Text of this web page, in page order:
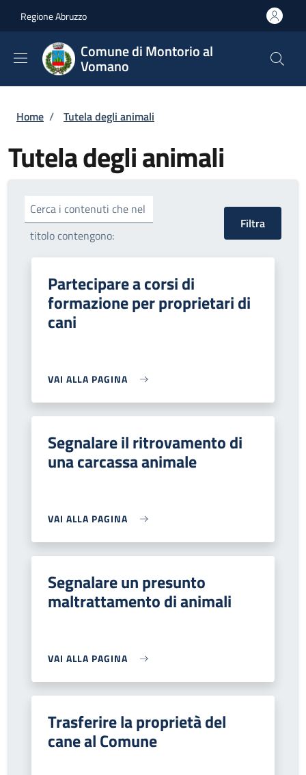
Regione Abruzzo
Comune di Montorio al
Vomano
Briciole di pane
Home / Tutela degli animali
Tutela degli animali
Cerca i contenuti che nel
titolo contengono:
Partecipare a corsi di
formazione per proprietari di
cani
VAI ALLA PAGINA
Segnalare il ritrovamento di
una carcassa animale
VAI ALLA PAGINA
Segnalare un presunto
maltrattamento di animali
VAI ALLA PAGINA
Trasferire la proprietà del
cane al Comune